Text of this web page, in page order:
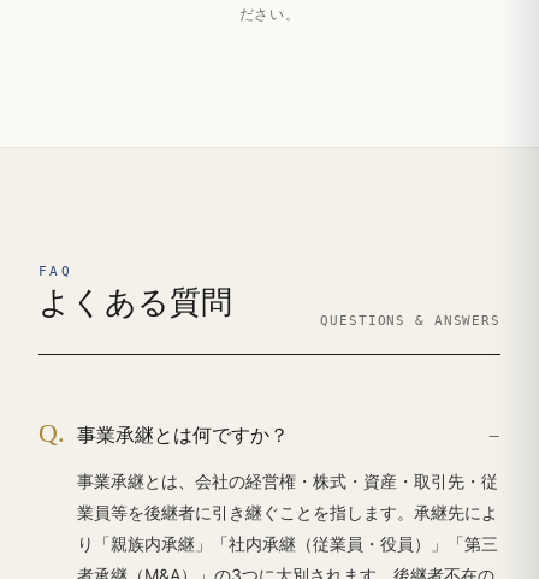
ださい。
FAQ
よくある質問
QUESTIONS & ANSWERS
Q. 事業承継とは何ですか？
事業承継とは、会社の経営権・株式・資産・取引先・従
業員等を後継者に引き継ぐことを指します。承継先によ
り「親族内承継」「社内承継（従業員・役員）」「第三
者承継（M&A）」の3つに大別されます。後継者不在の